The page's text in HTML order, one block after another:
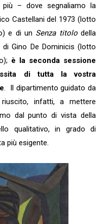
– dove segnaliamo la
Castellani del 1973 (lotto
e di un Senza titolodella
Gino De Dominicis (lotto
è la seconda sessione
di tutta la vostra
. Il dipartimento guidato da
infatti, a mettere
dal punto di vista della
qualitativo, in grado di
più esigente.